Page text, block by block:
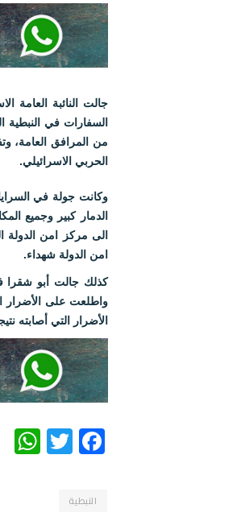
جالت النائبة العامة
السفارات في
من المرافق العامة،
الحربي الاسرائيلي.
وكانت جولة في
الدمار كبير وجميع
امن الدولة شهداء.
كذلك جالت أبو شقرا
واطلعت على الأضرار
الأضرار التي أصابته
Facebook
النبطية